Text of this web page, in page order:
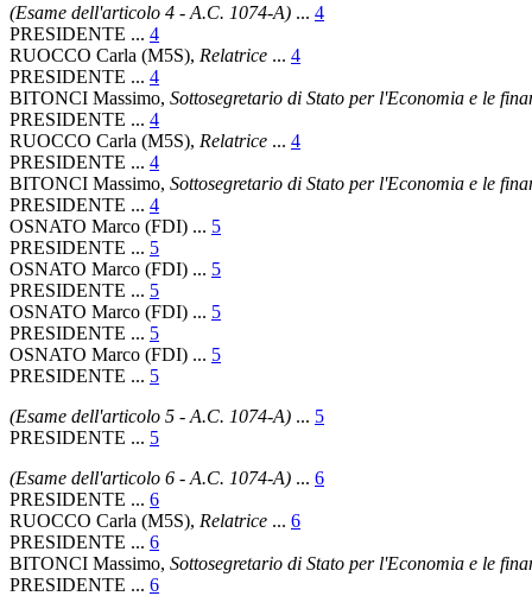
(Esame dell'articolo 4 - A.C. 1074-A) ... 4
PRESIDENTE ... 4
RUOCCO Carla (M5S), Relatrice ... 4
PRESIDENTE ... 4
BITONCI Massimo, Sottosegretario di Stato per l'Economia e le
PRESIDENTE ... 4
RUOCCO Carla (M5S), Relatrice ... 4
PRESIDENTE ... 4
BITONCI Massimo, Sottosegretario di Stato per l'Economia e le
PRESIDENTE ... 4
OSNATO Marco (FDI) ... 5
PRESIDENTE ... 5
OSNATO Marco (FDI) ... 5
PRESIDENTE ... 5
OSNATO Marco (FDI) ... 5
PRESIDENTE ... 5
OSNATO Marco (FDI) ... 5
PRESIDENTE ... 5
(Esame dell'articolo 5 - A.C. 1074-A) ... 5
PRESIDENTE ... 5
(Esame dell'articolo 6 - A.C. 1074-A) ... 6
PRESIDENTE ... 6
RUOCCO Carla (M5S), Relatrice ... 6
PRESIDENTE ... 6
BITONCI Massimo, Sottosegretario di Stato per l'Economia e le
PRESIDENTE ... 6